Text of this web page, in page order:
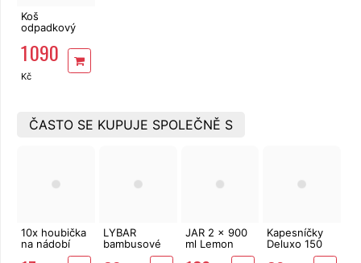
Koš
odpadkový
senzorový
Premium 30L
bezdotykový
1 090
Kč
ČASTO SE KUPUJE SPOLEČNĚ S
10x houbička
na nádobí
LYBAR
bambusové
JAR 2 x 900
ml Lemon
Kapesníčky
Deluxo 150
ks 3vrstvé v